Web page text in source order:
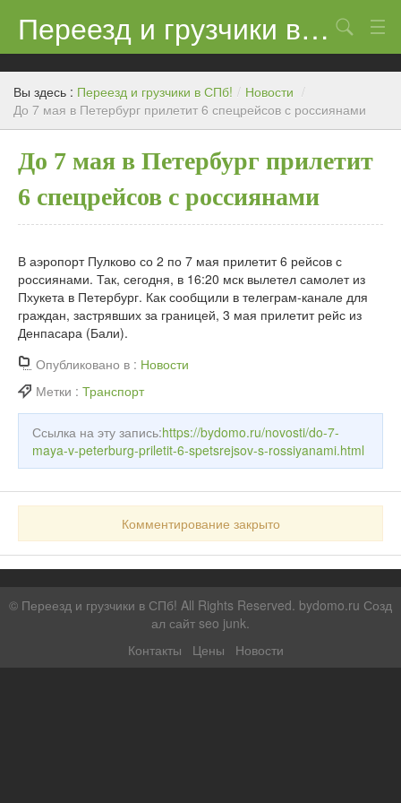
Переезд и грузчики в СПб!
Контакты
Цены
Поиск
Вы здесь : Переезд и грузчики в СПб! / Новости /
До 7 мая в Петербург прилетит 6 спецрейсов с россиянами
До 7 мая в Петербург прилетит
6 спецрейсов с россиянами
В аэропорт Пулково со 2 по 7 мая прилетит 6 рейсов с
россиянами. Так, сегодня, в 16:20 мск вылетел самолет из
Пхукета в Петербург. Как сообщили в телеграм-канале для
граждан, застрявших за границей, 3 мая прилетит рейс из
Денпасара (Бали).
Опубликовано в : Новости
Метки : Транспорт
Ссылка на эту запись:https://bydomo.ru/novosti/do-7-
maya-v-peterburg-priletit-6-spetsrejsov-s-rossiyanami.html
Комментирование закрыто
© Переезд и грузчики в СПб! All Rights Reserved. bydomo.ru Созд
ал сайт seo junk.
Контакты
Цены Новости